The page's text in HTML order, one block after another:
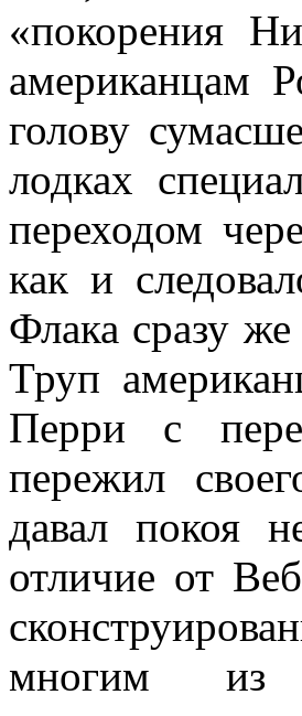
«покорения
американ­цам
голову
лодках
перехо­дом
как и
Флака сразу
Труп
Перри с
пережил
давал покоя
отличие от
многим